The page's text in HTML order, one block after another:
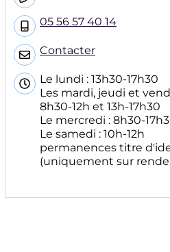
05 56 57 40 14
Contacter
Le lundi : 13h30-17h30
Les mardi, jeudi et
8h30-12h et 13h-17h30
Le mercredi : 8h30-
Le samedi : 10h-12h
permanences titre
(uniquement sur